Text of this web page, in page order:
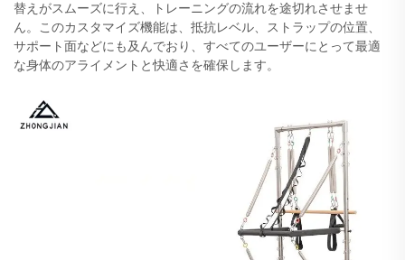
替えがスムーズに行え、トレーニングの流れを途切れさせませ
ん。このカスタマイズ機能は、抵抗レベル、ストラップの位置、
サポート面などにも及んでおり、すべてのユーザーにとって最適
な身体のアライメントと快適さを確保します。